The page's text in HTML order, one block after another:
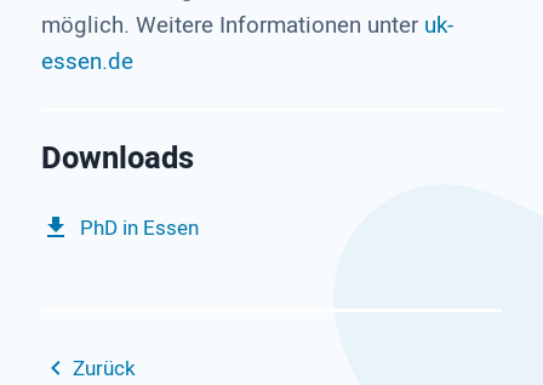
möglich. Weitere Informationen unter uk-
essen.de
PhD in Essen
Zurück